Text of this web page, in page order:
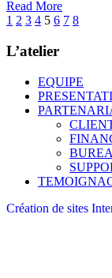
Read More
1 2 3 4 5 6 7 8
L’atelier
EQUIPE
Création de sites